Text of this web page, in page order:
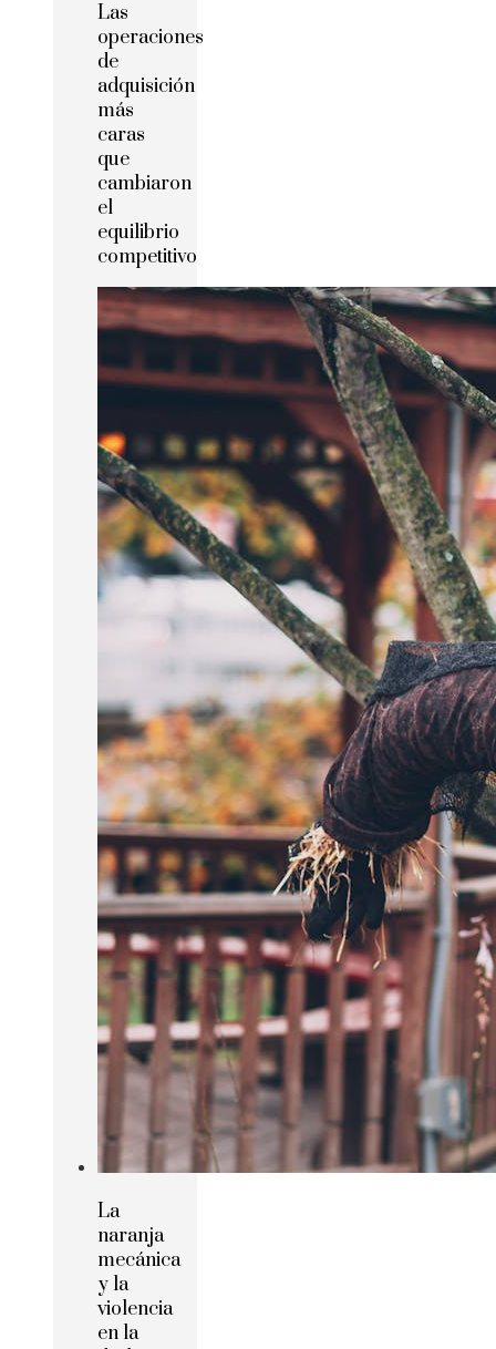
Las
operaciones
de
adquisición
más
caras
que
cambiaron
el
equilibrio
competitivo
La
naranja
mecánica
y la
violencia
en la